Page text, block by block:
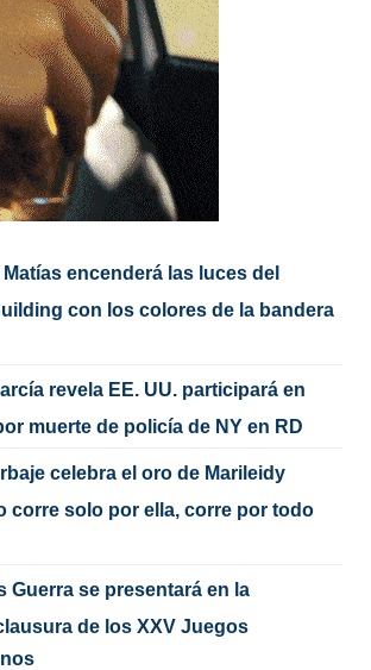
encenderá las luces del
con los colores de la bandera
revela EE. UU. participará en
muerte de policía de NY en RD
celebra el oro de Marileidy
corre solo por ella, corre por todo
Guerra se presentará en la
de los XXV Juegos